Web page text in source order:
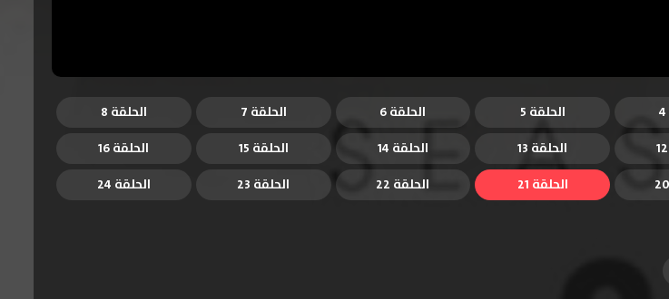
الحلقة 5 الحلقة 6 الحلقة 7
الحلقة 8
الحلقة 13 الحلقة 14 الحلقة 15
الحلقة 16
الحلقة 21 الحلقة 22 الحلقة 23
الحلقة 24